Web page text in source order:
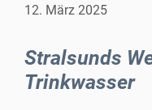
12. März 2025
Stralsunds
Trinkwasser